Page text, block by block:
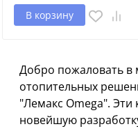
В корзину
Добро пожаловать
отопительных
"Лемакс Omega".
новейшую